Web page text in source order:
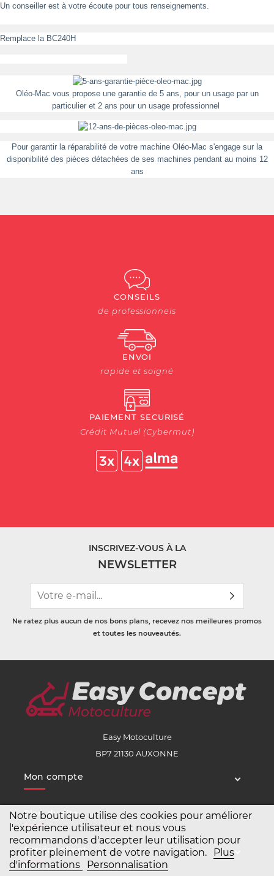
Notre boutique utilise des cookies pour améliorer
l'expérience utilisateur et nous vous
recommandons d'accepter leur utilisation pour
profiter pleinement de votre navigation.
Plus
d'informations
Personnalisation
Un conseiller est à votre écoute pour tous renseignements.
Remplace la BC240H
Oléo-Mac vous propose une garantie de 5 ans, pour un usage par un
particulier et 2 ans pour un usage professionnel
Pour garantir la réparabilité de votre machine Oléo-Mac s'engage sur la
disponibilité des pièces détachées de ses machines pendant au moins 12
ans
CONSEILS
de professionnels
ENVOI
rapide et soigné
PAIEMENT SECURISÉ
Crédit Mutuel (Cybermut)
INSCRIVEZ-VOUS À LA
NEWSLETTER
Ne ratez plus aucun de nos bons plans, recevez nos meilleures promos
et toutes les nouveautés.
Easy Motoculture
BP7 21130 AUXONNE
Mon compte
Plan du site
Service client